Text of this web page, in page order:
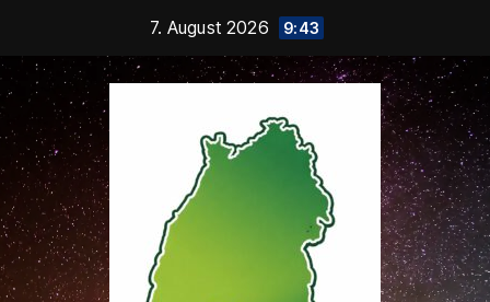
springen
7. August 2026 9:43